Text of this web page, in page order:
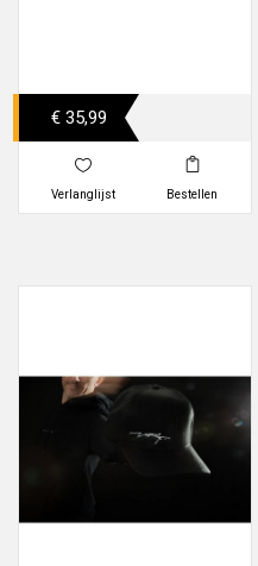
€ 35,99
Verlanglijst Bestellen